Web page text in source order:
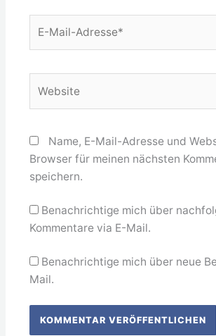
Mail-
Name, E-Mail-Adresse und
Browser für meinen nächsten
speichern.
Benachrichtige mich über
Kommentare via E-Mail.
Benachrichtige mich über neue
Mail.